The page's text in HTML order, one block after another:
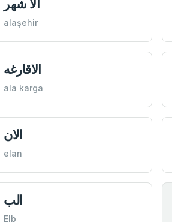
الا شهر
alaşehir
الاقارغه
ala karga
الان
elan
الب
Elb